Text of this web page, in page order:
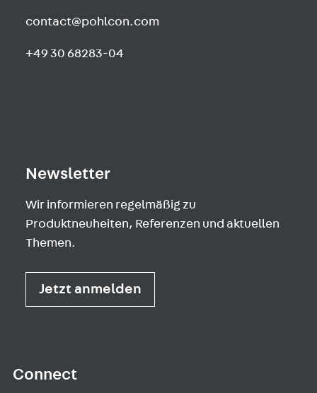
contact@pohlcon.com
+49 30 68283-04
Newsletter
Wir informieren regelmäßig zu
Produktneuheiten, Referenzen und aktuellen
Themen.
Jetzt anmelden
Connect